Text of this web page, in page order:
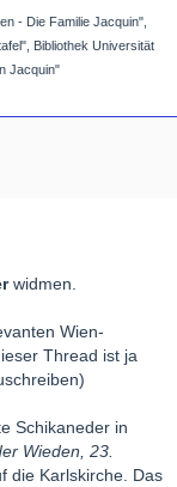
- Die Familie Jacquin",
Bibliothek Universität
Jacquin"
widmen.
Wien-
Thread ist ja
Schikaneder in
Wieden, 23.
die Karlskirche. Das